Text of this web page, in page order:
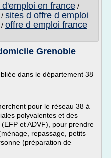
en france /
/ sites d offre d emploi
/ offre d emploi france
Grenoble
dans le département 38
pour le réseau 38 à
polyvalentes et des
et ADVF), pour prendre
repassage, petits
(préparation de